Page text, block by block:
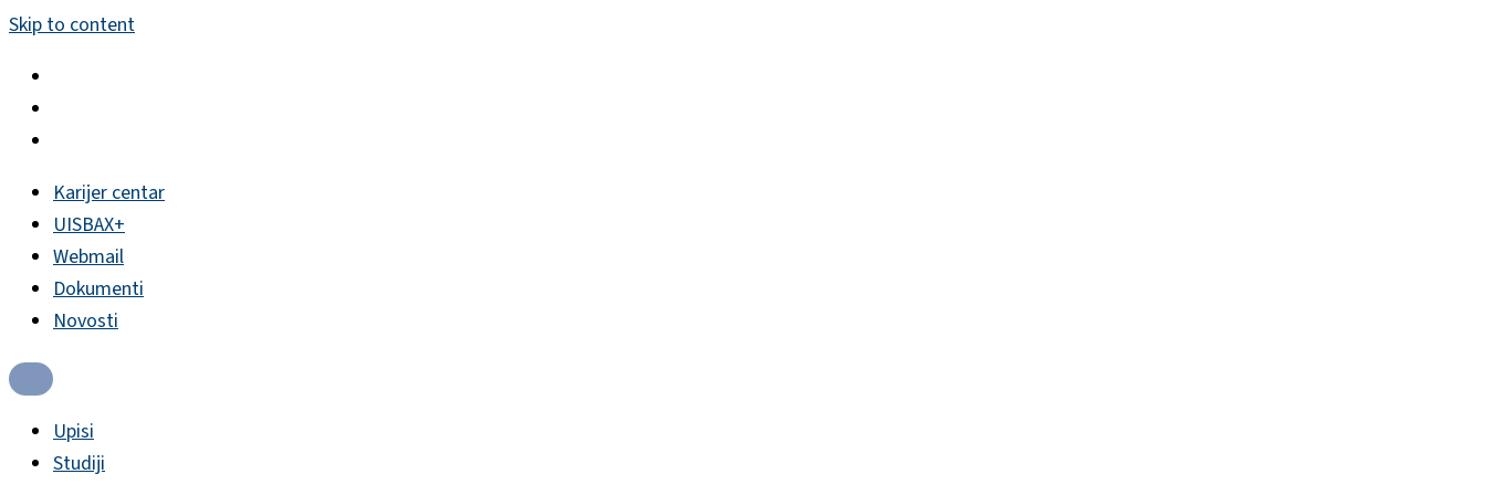
Skip to content
Karijer centar
UISBAX+
Webmail
Dokumenti
Novosti
Upisi
Studiji